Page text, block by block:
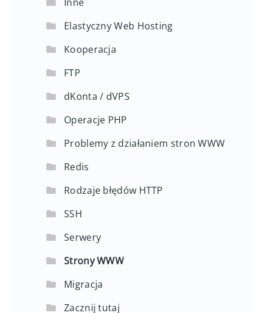
Elastyczny Web Hosting
Kooperacja
FTP
dKonta / dVPS
Operacje PHP
Problemy z działaniem stron WWW
Redis
Rodzaje błędów HTTP
SSH
Serwery
Strony WWW
Migracja
Zacznij tutaj